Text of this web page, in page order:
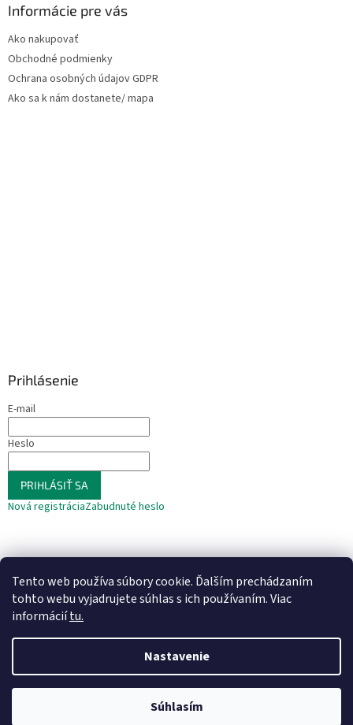
Tento web používa súbory cookie. Ďalším prechádzaním
tohto webu vyjadrujete súhlas s ich používaním. Viac
informáciítu.
Nastavenie
Súhlasím
Informácie pre vás
Ako nakupovať
Obchodné podmienky
Ochrana osobných údajov GDPR
Ako sa k nám dostanete/ mapa
Prihlásenie
E-mail
Heslo
PRIHLÁSIŤ SA
Nová registráciaZabudnuté heslo
Copyright 2026Na krídlach vážky. Všetky práva vyhradené.Upraviť
nastavenie cookies